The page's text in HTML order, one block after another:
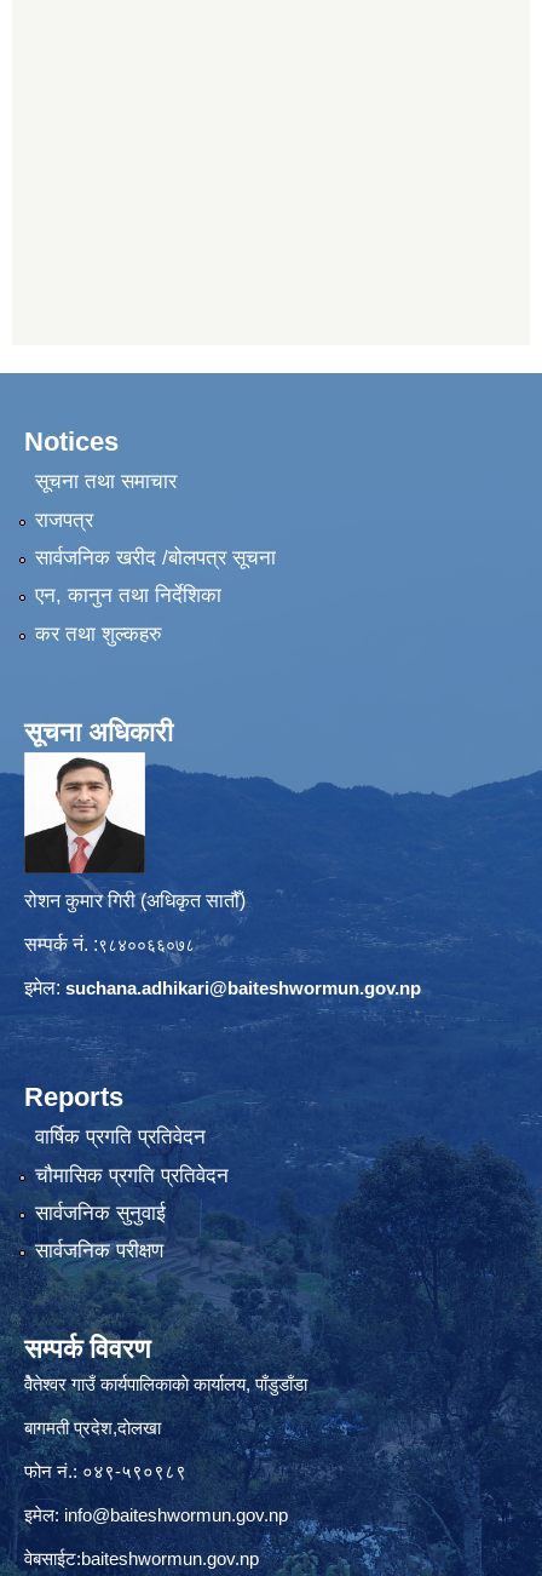
Notices
सूचना तथा समाचार
राजपत्र
सार्वजनिक खरीद /बोलपत्र सूचना
एन, कानुन तथा निर्देशिका
कर तथा शुल्कहरु
सूचना अधिकारी
रोशन कुमार गिरी (अधिकृत सातौँ)
सम्पर्क नं. :९८४००६६०७८
इमेल: suchana.adhikari@baiteshwormun.gov.np
Reports
वार्षिक प्रगति प्रतिवेदन
चौमासिक प्रगति प्रतिवेदन
सार्वजनिक सुनुवाई
सार्वजनिक परीक्षण
सम्पर्क विवरण
वैेतेश्वर गाउँ कार्यपालिकाकाे कार्यालय, पाँडुडाँडा
बागमती‌ प्रदेश,दाेलखा
फोन नं.: ०४९-५९०९८९
इमेल: info@baiteshwormun.gov.np
वेबसाईट:baiteshwormun.gov.np